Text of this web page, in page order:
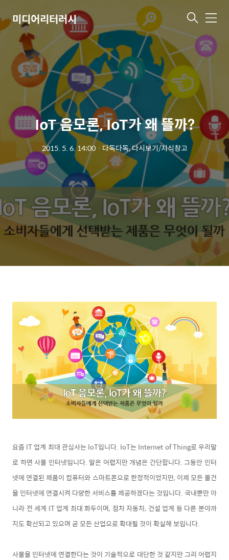
미디어리터러시 메
IoT 음모론, IoT가 왜 뜰까?
2015. 5. 6. 14:00ㆍ 다독다독, 다시보기/지식창고
요즘 IT 업계 최대 관심사는 IoT입니다. IoT는 Internet of Thing로 우리말
로 하면 사물 인터넷입니다. 말은 어렵지만 개념은 간단합니다. 그동안 인터
넷에 연결된 제품이 컴퓨터와 스마트폰으로 한정적이었지만, 이제 모든 물건
을 인터넷에 연결시켜 다양한 서비스를 제공하겠다는 것입니다.국내뿐만 아
니라 전 세계 IT 업계 최대 화두이며, 점차 자동차, 건설 업계 등 다른 분야까
지도 확산되고 있으며 곧 모든 산업으로 확대될 것이 확실해 보입니다.
사물을 인터넷에 연결한다는 것이 기술적으로 대단한 것 같지만 그리 어렵지